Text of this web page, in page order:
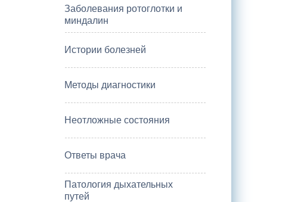
Заболевания ротоглотки и
миндалин
Истории болезней
Методы диагностики
Неотложные состояния
Ответы врача
Патология дыхательных
путей